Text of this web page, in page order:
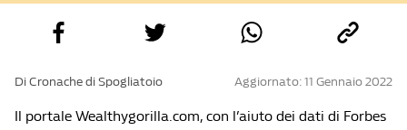
Di Cronache di Spogliatoio Aggiornato: 11 Gennaio 2022
Il portale Wealthygorilla.com, con l’aiuto dei dati di Forbes